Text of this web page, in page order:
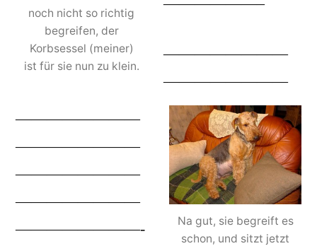
noch nicht so richtig
begreifen, der
Korbsessel (meiner)
ist für sie nun zu klein.
Na gut, sie begreift es
schon, und sitzt jetzt
————————
————————
————————
————————
————————
————————
————————-